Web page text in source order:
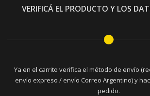
VERIFICÁ EL PRODUCTO Y LOS
Ya en el carrito verifica el método de envío
envío expreso / envío Correo Argentino) y
pedido.